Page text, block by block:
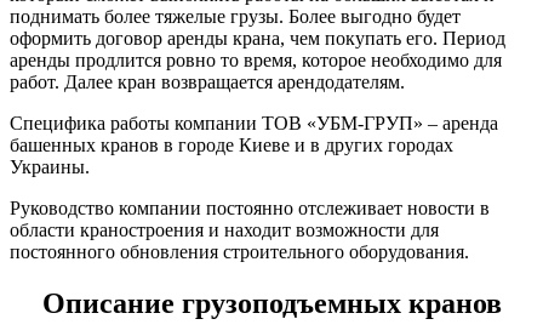
поднимать более тяжелые грузы. Более выгодно будет
оформить договор аренды крана, чем покупать его. Период
аренды продлится ровно то время, которое необходимо для
работ. Далее кран возвращается арендодателям.
Специфика работы компании ТОВ «УБМ-ГРУП» – аренда
башенных кранов в городе Киеве и в других городах
Украины.
Руководство компании постоянно отслеживает новости в
области краностроения и находит возможности для
постоянного обновления строительного оборудования.
Описание грузоподъемных кранов